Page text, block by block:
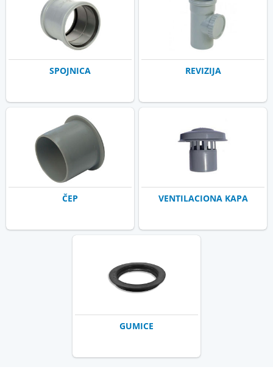
SPOJNICA REVIZIJA
ČEP VENTILACIONA KAPA
GUMICE